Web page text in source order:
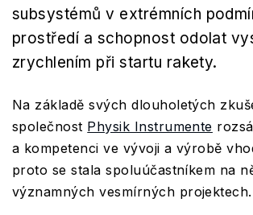
subsystémů v extrémních
prostředí a schopnost odolat
zrychlením při startu rakety.
Na základě svých dlouholetých
společnost Physik Instrumente
a kompetenci ve vývoji a výrobě
proto se stala spoluúčastníkem na
významných vesmírných projektech.